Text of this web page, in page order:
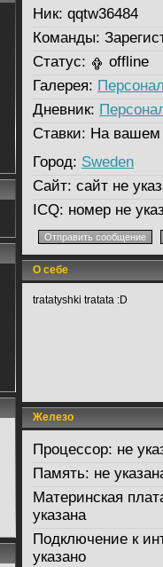
Ник: qqtw36484
Команды:
Статус:
offline
Галерея:
Дневник:
Ставки: На вашем
Город: Sweden
Сайт: сайт не
ICQ: номер не
О себе
tratatyshki tratata :D
Железо
Процессор: не
Память: не
Материнская
указана
Подключение к
указано